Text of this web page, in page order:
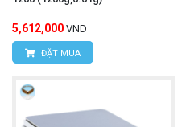
5,612,000 VND
ĐẶT MUA